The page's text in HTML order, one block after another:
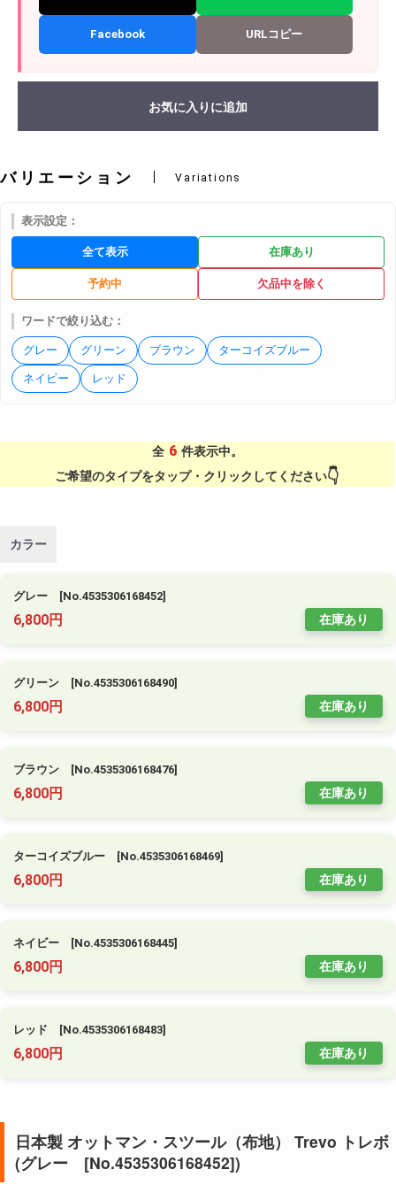
Facebook URLコピー
お気に入りに追加
バリエーション Variations
表示設定：
全て表示 在庫あり
予約中 欠品中を除く
ワードで絞り込む：
グレー グリーン ブラウン ターコイズブルー
ネイビー レッド
全 6 件表示中。
ご希望のタイプをタップ・クリックしてください
カラー
グレー [No.4535306168452]
6,800円 在庫あり
グリーン [No.4535306168490]
6,800円 在庫あり
ブラウン [No.4535306168476]
6,800円 在庫あり
ターコイズブルー [No.4535306168469]
6,800円 在庫あり
ネイビー [No.4535306168445]
6,800円 在庫あり
レッド [No.4535306168483]
6,800円 在庫あり
日本製 オットマン・スツール（布地） Trevo トレボ
(グレー [No.4535306168452])